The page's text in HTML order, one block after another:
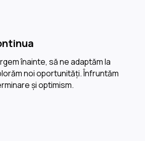
înainte, să ne adaptăm la
noi oportunități. Înfruntăm
și optimism.